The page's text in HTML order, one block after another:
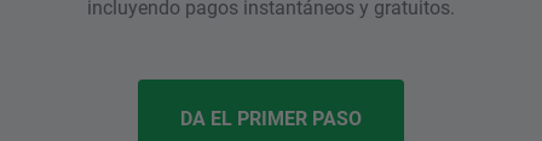
incluyendo pagos instantáneos y gratuitos.
DA EL PRIMER PASO